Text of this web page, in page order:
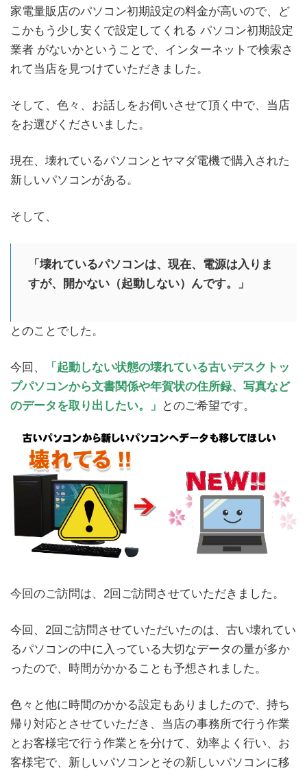
家電量販店のパソコン初期設定の料金が高いので、ど
こかもう少し安くで設定してくれる パソコン初期設定
業者 がないかということで、インターネットで検索さ
れて当店を見つけていただきました。
そして、色々、お話しをお伺いさせて頂く中で、当店
をお選びくださいました。
現在、壊れているパソコンとヤマダ電機で購入された
新しいパソコンがある。
そして、
「壊れているパソコンは、現在、電源は入りま
すが、開かない（起動しない）んです。」
とのことでした。
今回、
「起動しない状態の壊れている古いデスクトッ
プパソコンから文書関係や年賀状の住所録、写真など
のデータを取り出したい。」
とのご希望です。
今回のご訪問は、2回ご訪問させていただきました。
今回、2回ご訪問させていただいたのは、古い壊れてい
るパソコンの中に入っている大切なデータの量が多か
ったので、時間がかかることも予想されました。
色々と他に時間のかかる設定もありましたので、持ち
帰り対応とさせていただき、当店の事務所で行う作業
とお客様宅で行う作業とを分けて、効率よく行い、お
客様宅で、新しいパソコンとその新しいパソコンに移